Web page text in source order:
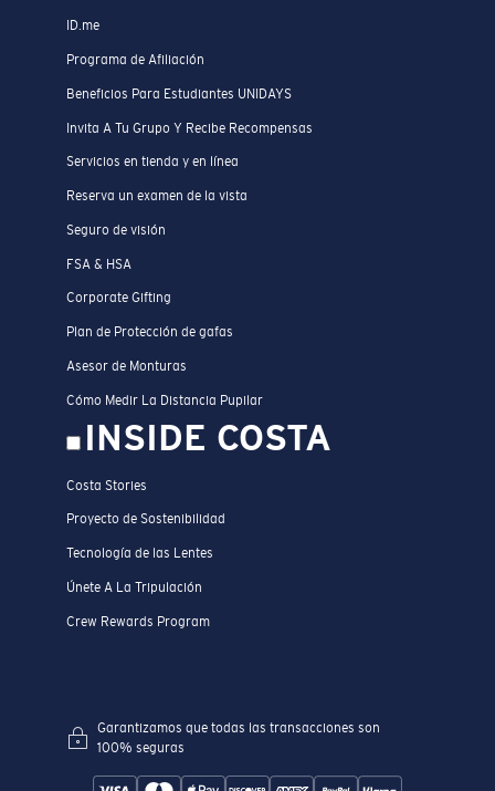
ID.me
Programa de Afiliación
Beneficios Para Estudiantes UNIDAYS
Invita A Tu Grupo Y Recibe Recompensas
Servicios en tienda y en línea
Reserva un examen de la vista
Seguro de visión
FSA & HSA
Corporate Gifting
Plan de Protección de gafas
Asesor de Monturas
Cómo Medir La Distancia Pupilar
INSIDE COSTA
Costa Stories
Proyecto de Sostenibilidad
Tecnología de las Lentes
Únete A La Tripulación
Crew Rewards Program
Garantizamos que todas las transacciones son
100% seguras